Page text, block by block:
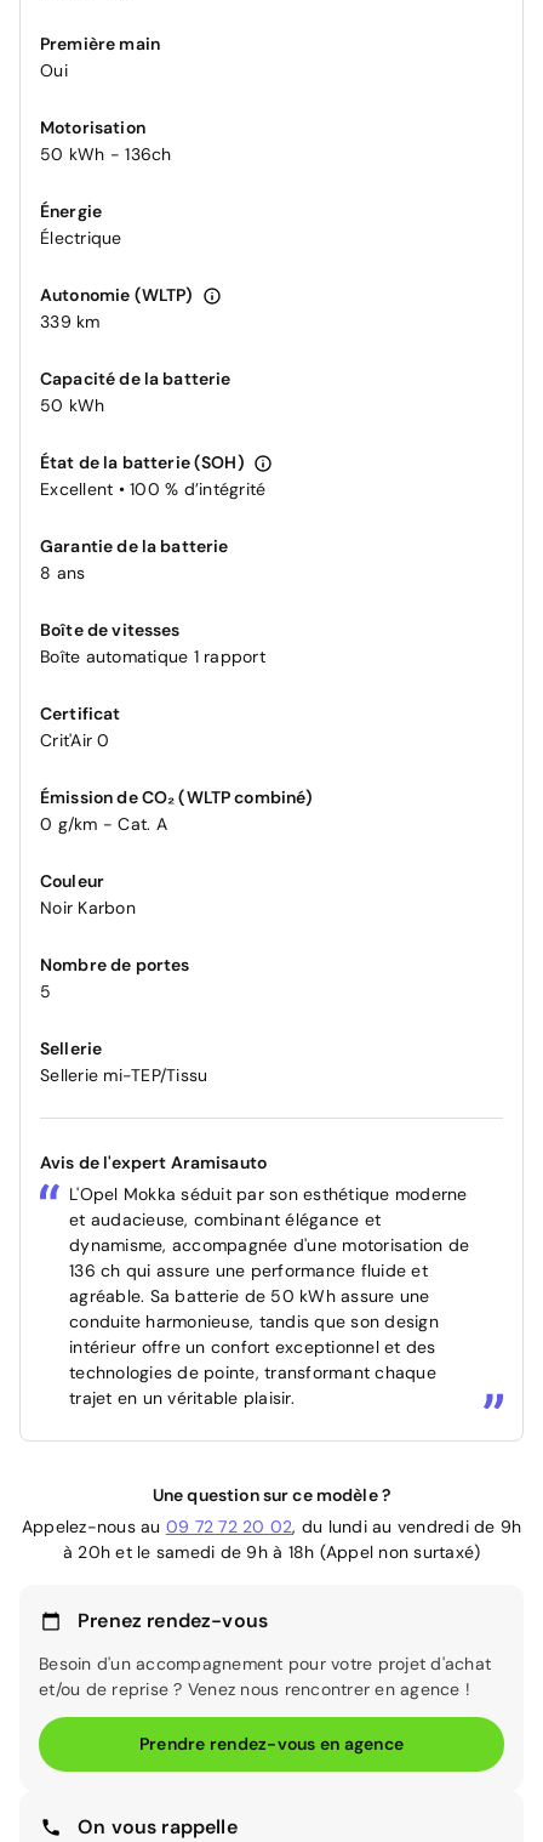
Première main
Oui
Motorisation
50 kWh - 136ch
Énergie
Électrique
Autonomie (WLTP)
339 km
Capacité de la batterie
50 kWh
État de la batterie (SOH)
Excellent • 100 % d’intégrité
Garantie de la batterie
8 ans
Boîte de vitesses
Boîte automatique 1 rapport
Certificat
Crit'Air 0
Émission de CO₂ (WLTP combiné)
0 g/km - Cat. A
Couleur
Noir Karbon
Nombre de portes
5
Sellerie
Sellerie mi-TEP/Tissu
Avis de l'expert Aramisauto
L'Opel Mokka séduit par son esthétique moderne
et audacieuse, combinant élégance et
dynamisme, accompagnée d'une motorisation de
136 ch qui assure une performance fluide et
agréable. Sa batterie de 50 kWh assure une
conduite harmonieuse, tandis que son design
intérieur offre un confort exceptionnel et des
technologies de pointe, transformant chaque
trajet en un véritable plaisir.
Une question sur ce modèle ?
Appelez-nous au 09 72 72 20 02, du lundi au vendredi de 9h
à 20h et le samedi de 9h à 18h (Appel non surtaxé)
Prenez rendez-vous
Besoin d'un accompagnement pour votre projet d'achat
et/ou de reprise ? Venez nous rencontrer en agence !
Prendre rendez-vous en agence
On vous rappelle